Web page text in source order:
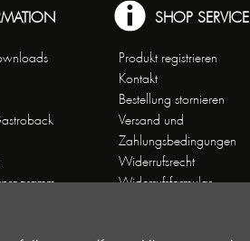
SHOP SERVICE
Produkt registrieren
Kontakt
Bestellung stornieren
Versand und
Zahlungsbedingungen
Widerrufsrecht
Widerrufsformular